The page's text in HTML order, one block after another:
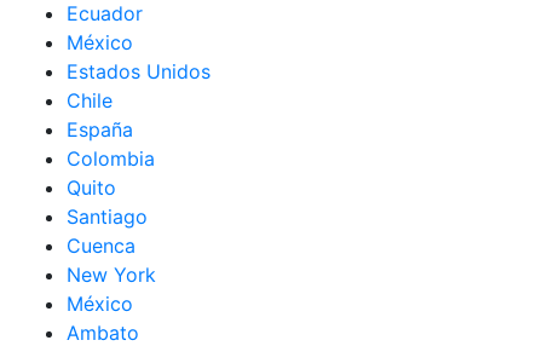
Ecuador
México
Estados Unidos
Chile
España
Colombia
Quito
Santiago
Cuenca
New York
México
Ambato